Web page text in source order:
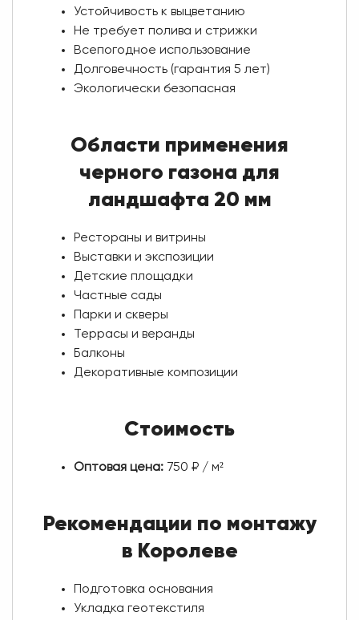
Устойчивость к выцветанию
Не требует полива и стрижки
Всепогодное использование
Долговечность (гарантия 5 лет)
Экологически безопасная
Области применения
черного газона для
ландшафта 20 мм
Рестораны и витрины
Выставки и экспозиции
Детские площадки
Частные сады
Парки и скверы
Террасы и веранды
Балконы
Декоративные композиции
Стоимость
Оптовая цена:750 ₽ / м²
Рекомендации по монтажу
в Королеве
Подготовка основания
Укладка геотекстиля